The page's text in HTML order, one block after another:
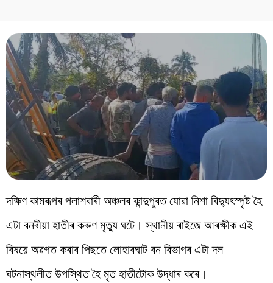
দক্ষিণ কামৰূপৰ পলাশবাৰী অঞ্চলৰ কান্দুপুৰত যোৱা নিশা বিদ্যুৎস্পৃষ্ট হৈ
এটা বনৰীয়া হাতীৰ কৰুণ মৃত্যু ঘটে। স্থানীয় ৰাইজে আৰক্ষীক এই
বিষয়ে অৱগত কৰাৰ পিছতে লোহাৰঘাট বন বিভাগৰ এটা দল
ঘটনাস্থলীত উপস্থিত হৈ মৃত হাতীটোক উদ্ধাৰ কৰে।